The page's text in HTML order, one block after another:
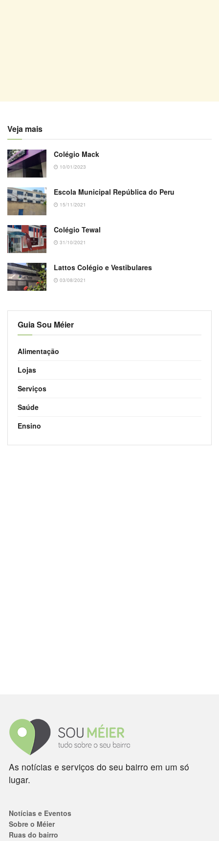
Veja mais
Colégio Mack
10/01/2023
Escola Municipal República do Peru
15/11/2021
Colégio Tewal
31/10/2021
Lattos Colégio e Vestibulares
03/08/2021
Guia Sou Méier
Alimentação
Lojas
Serviços
Saúde
Ensino
As notícias e serviços do seu bairro em um só
lugar.
Notícias e Eventos
Sobre o Méier
Ruas do bairro